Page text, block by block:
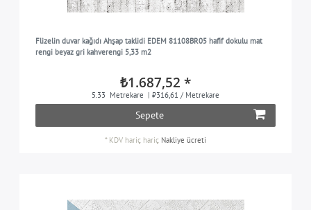
Flizelin duvar kağıdı Ahşap taklidi EDEM 81108BR05 hafif dokulu mat
rengi beyaz gri kahverengi 5,33 m2
₺1.687,52 *
5.33 Metrekare | ₺316,61 / Metrekare
Sepete
* KDV hariç hariç Nakliye ücreti